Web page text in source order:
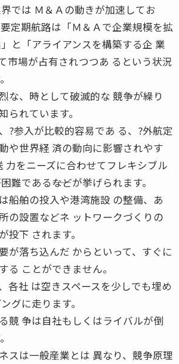
では Ｍ＆Ａの動きが加速してお
定期航路は「Ｍ＆Ａで企業規模を拡
と「アライアンスを構築する企 業
市場が占有されつつあ るという状況
な、時として破滅的な 競争が繰り
られています。
?参入が比較的容易であ る、?外航定
や世界経 済の動向に影響されやす
力をニーズに合わせてフレキシブル
難である――などが挙げられます。
船舶の投入や港湾施設 の整備、あ
の設置などネ ットワークづくりの
投下 されます。
が落ち込んだ からといって、すぐに
る ことができません。
各社 は空きスペースを少しでも埋め
グに走ります。
競 争は自社もしくはライバルが倒
スは一般産業とは 異なり、競争原理